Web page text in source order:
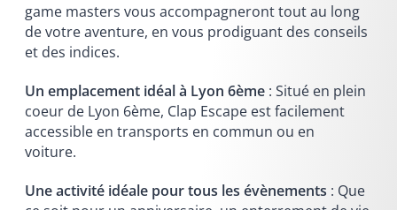
game masters vous accompagneront tout au long
de votre aventure, en vous prodiguant des conseils
et des indices.
Un emplacement idéal à Lyon 6ème : Situé en plein
coeur de Lyon 6ème, Clap Escape est facilement
accessible en transports en commun ou en
voiture.
Une activité idéale pour tous les évènements : Que